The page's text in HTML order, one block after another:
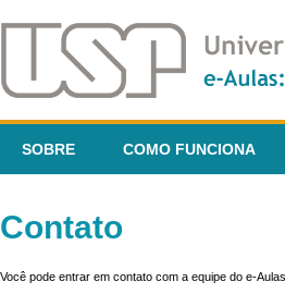
SOBRE COMO FUNCIONA
Contato
Você pode entrar em contato com a equipe do e-